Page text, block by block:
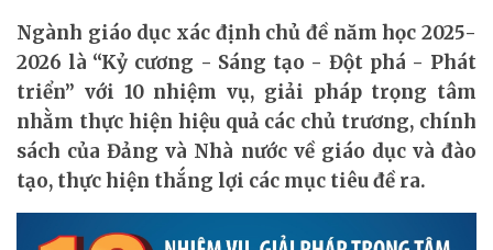
ĐỒ HỌA - INFOGRAPHIC
Ngành giáo dục xác định chủ đề năm học 2025-
2026 là “Kỷ cương - Sáng tạo - Đột phá - Phát
triển” với 10 nhiệm vụ, giải pháp trọng tâm
nhằm thực hiện hiệu quả các chủ trương, chính
sách của Đảng và Nhà nước về giáo dục và đào
tạo, thực hiện thắng lợi các mục tiêu đề ra.